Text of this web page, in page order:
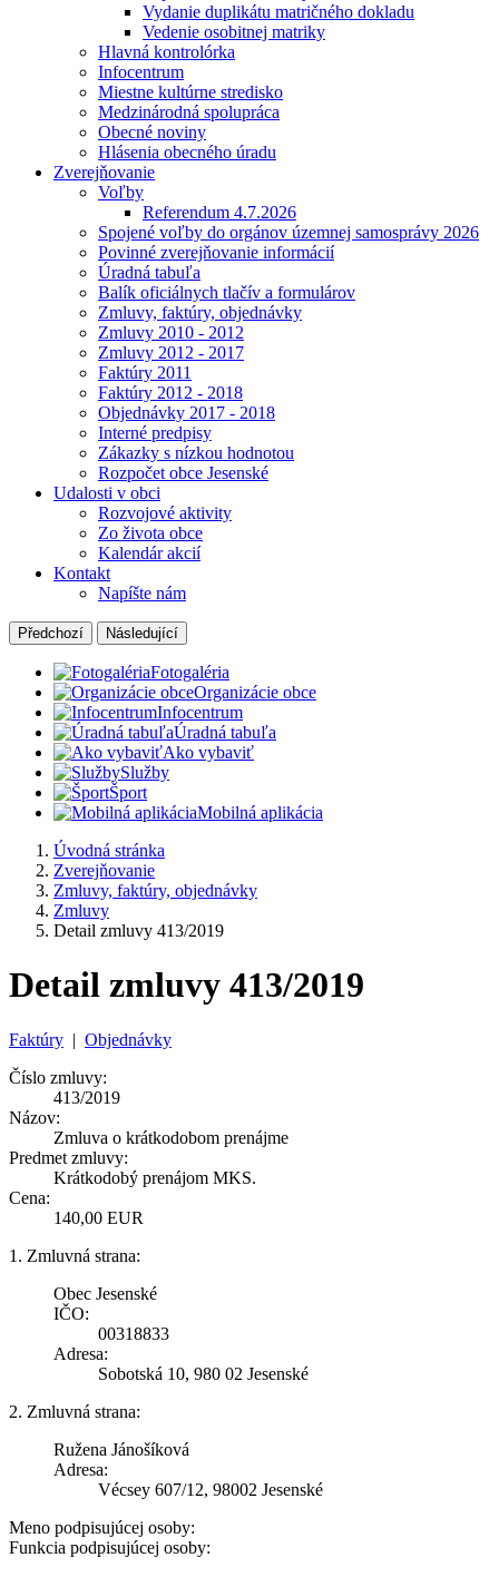
Vydanie duplikátu matričného dokladu
Vedenie osobitnej matriky
Hlavná kontrolórka
Infocentrum
Miestne kultúrne stredisko
Medzinárodná spolupráca
Obecné noviny
Hlásenia obecného úradu
Zverejňovanie
Voľby
Referendum 4.7.2026
Spojené voľby do orgánov územnej samosprávy 2026
Povinné zverejňovanie informácií
Úradná tabuľa
Balík oficiálnych tlačív a formulárov
Zmluvy, faktúry, objednávky
Zmluvy 2010 - 2012
Zmluvy 2012 - 2017
Faktúry 2011
Faktúry 2012 - 2018
Objednávky 2017 - 2018
Interné predpisy
Zákazky s nízkou hodnotou
Rozpočet obce Jesenské
Udalosti v obci
Rozvojové aktivity
Zo života obce
Kalendár akcií
Kontakt
Napíšte nám
Předchozí Následující
Fotogaléria
Organizácie obce
Infocentrum
Úradná tabuľa
Ako vybaviť
Služby
Šport
Mobilná aplikácia
Úvodná stránka
Zverejňovanie
Zmluvy, faktúry, objednávky
Zmluvy
Detail zmluvy 413/2019
Detail zmluvy 413/2019
Faktúry | Objednávky
Číslo zmluvy:
413/2019
Názov:
Zmluva o krátkodobom prenájme
Predmet zmluvy:
Krátkodobý prenájom MKS.
Cena:
140,00 EUR
1. Zmluvná strana:
Obec Jesenské
IČO:
00318833
Adresa:
Sobotská 10, 980 02 Jesenské
2. Zmluvná strana:
Ružena Jánošíková
Adresa:
Vécsey 607/12, 98002 Jesenské
Meno podpisujúcej osoby:
Funkcia podpisujúcej osoby: